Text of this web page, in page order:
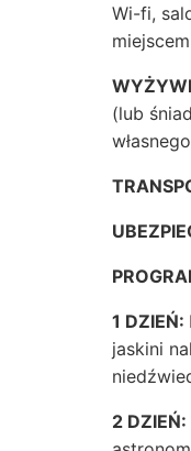
Wi-fi,
(lub
1 DZIEŃ:
jaskini
2 DZIEŃ: